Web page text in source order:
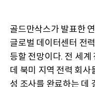
골드만삭스가 발표한
글로벌 데이터센터 전
등할 전망이다. 전 세계
데 북미 지역 전력 회
성 조사를 완료하는 데